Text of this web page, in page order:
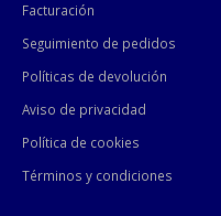
Facturación
Seguimiento de pedidos
Políticas de devolución
Aviso de privacidad
Política de cookies
Términos y condiciones